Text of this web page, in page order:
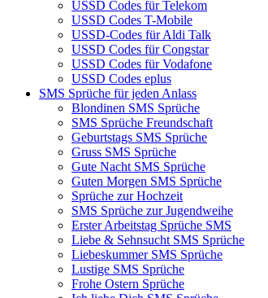
USSD Codes für Telekom
USSD Codes T-Mobile
USSD-Codes für Aldi Talk
USSD Codes für Congstar
USSD Codes für Vodafone
USSD Codes eplus
SMS Sprüche für jeden Anlass
Blondinen SMS Sprüche
SMS Sprüche Freundschaft
Geburtstags SMS Sprüche
Gruss SMS Sprüche
Gute Nacht SMS Sprüche
Guten Morgen SMS Sprüche
Sprüche zur Hochzeit
SMS Sprüche zur Jugendweihe
Erster Arbeitstag Sprüche SMS
Liebe & Sehnsucht SMS Sprüche
Liebeskummer SMS Sprüche
Lustige SMS Sprüche
Frohe Ostern Sprüche